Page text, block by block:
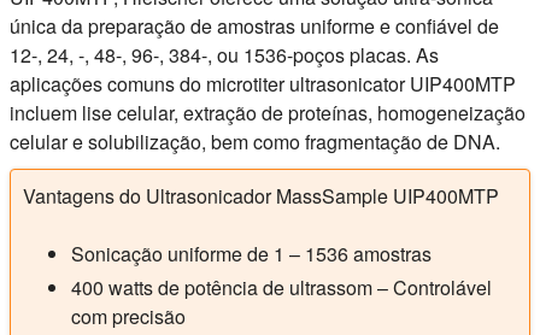
única da preparação de amostras uniforme e confiável de
12-, 24, -, 48-, 96-, 384-, ou 1536-poços placas. As
aplicações comuns do microtiter ultrasonicator UIP400MTP
incluem lise celular, extração de proteínas, homogeneização
celular e solubilização, bem como fragmentação de DNA.
Vantagens do Ultrasonicador MassSample UIP400MTP
Sonicação uniforme de 1 – 1536 amostras
400 watts de potência de ultrassom – Controlável
com precisão